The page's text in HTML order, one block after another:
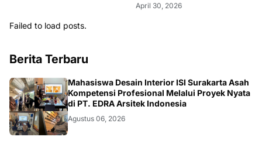
April 30, 2026
Failed to load posts.
Berita Terbaru
NASIONAL
Mahasiswa Desain Interior ISI Surakarta Asah
Kompetensi Profesional Melalui Proyek Nyata
di PT. EDRA Arsitek Indonesia
Agustus 06, 2026